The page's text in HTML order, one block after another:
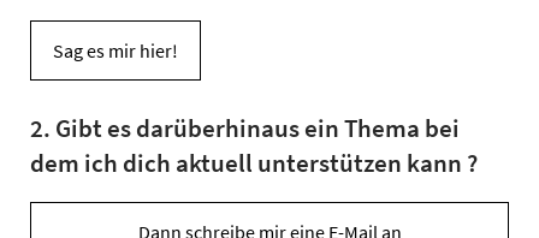
Sag es mir hier!
2. Gibt es darüberhinaus ein Thema bei
dem ich dich aktuell unterstützen kann ?
Dann schreibe mir eine E-Mail an